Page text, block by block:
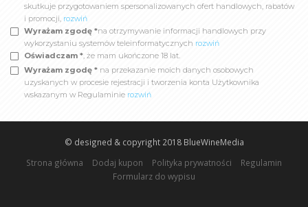
skutkuje przygotowaniem spersonalizowanych ofert handlowych, rabatów
i promocji, rozwiń
Wyrażam zgodę *na otrzymywanie informacji handlowych przy
wykorzystaniu systemów teleinformatycznych rozwiń
Oświadczam *, że mam ukończone 18 lat.
Wyrażam zgodę * na przekazanie moich danych osobowych
uzyskanych w procesie rejestracji i tworzenia konta Użytkownika
wskazanym w Regulaminie rozwiń
© designed & copyright 2018 BlueWineMedia
Strona główna
Dodaj kupon Polityka prywatności
Regulamin
Formularz do wypisu